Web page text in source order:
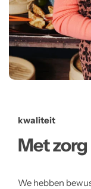
kwaliteit
Met
We hebben